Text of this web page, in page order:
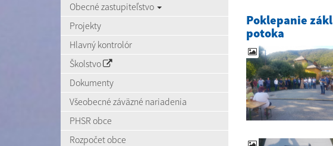
Obecné zastupiteľstvo
Projekty
Hlavný kontrolór
Školstvo
Dokumenty
Všeobecné záväzné nariadenia
PHSR obce
Rozpočet obce
Poklepanie
potoka